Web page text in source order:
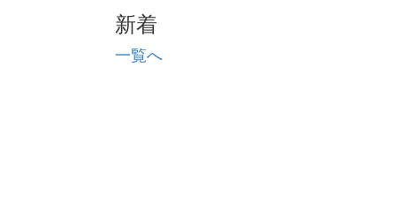
新着
一覧へ